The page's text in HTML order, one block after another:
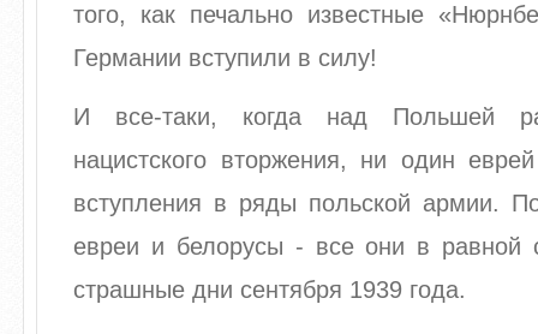
того, как печально известные
Германии вступили в силу!
И все-таки, когда над Польшей
нацистского вторжения, ни один
вступления в ряды польской армии.
евреи и белорусы - все они в равной
страшные дни сентября 1939 года.